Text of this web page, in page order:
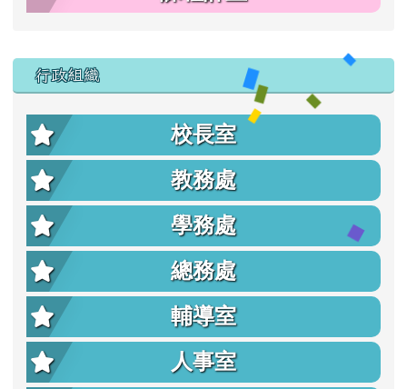
行政組織
校長室
教務處
學務處
總務處
輔導室
人事室